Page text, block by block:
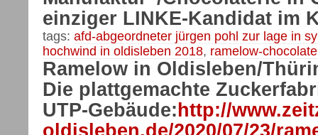
einziger LINKE-Kandidat im
tags: afd-abgeordneter jürgen pohl zur lage in
hochwind in oldisleben 2018, ramelow-
Ramelow in Oldisleben/
Die plattgemachte
UTP-Gebäude: http://
oldisleben.de/2020/07/23/